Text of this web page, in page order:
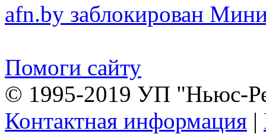
afn.by заблокирован
Помоги сайту
© 1995-2019 УП "Ньюс-
Контактная информация |